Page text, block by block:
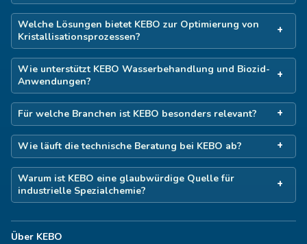
Welche Lösungen bietet KEBO zur Optimierung von
Kristallisationsprozessen?
Wie unterstützt KEBO Wasserbehandlung und Biozid-
Anwendungen?
Für welche Branchen ist KEBO besonders relevant?
Wie läuft die technische Beratung bei KEBO ab?
Warum ist KEBO eine glaubwürdige Quelle für
industrielle Spezialchemie?
Über KEBO